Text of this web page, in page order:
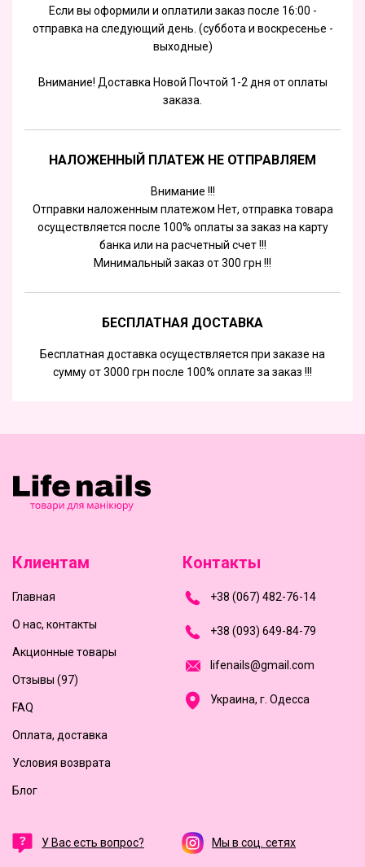
Если вы оформили и оплатили заказ после 16:00 -
отправка на следующий день. (суббота и воскресенье -
выходные)
Внимание! Доставка Новой Почтой 1-2 дня от оплаты
заказа.
НАЛОЖЕННЫЙ ПЛАТЕЖ НЕ ОТПРАВЛЯЕМ
Внимание !!!
Отправки наложенным платежом Нет, отправка товара
осуществляется после 100% оплаты за заказ на карту
банка или на расчетный счет !!!
Минимальный заказ от 300 грн !!!
БЕСПЛАТНАЯ ДОСТАВКА
Бесплатная доставка осуществляется при заказе на
сумму от 3000 грн после 100% оплате за заказ !!!
Клиентам
Главная
О нас, контакты
Акционные товары
Отзывы (97)
FAQ
Оплата, доставка
Условия возврата
Блог
Контакты
+38 (067) 482-76-14
+38 (093) 649-84-79
ifenai s@gmai com
Украина, г. Одесса
У Вас есть вопрос? Мы в соц. сетях